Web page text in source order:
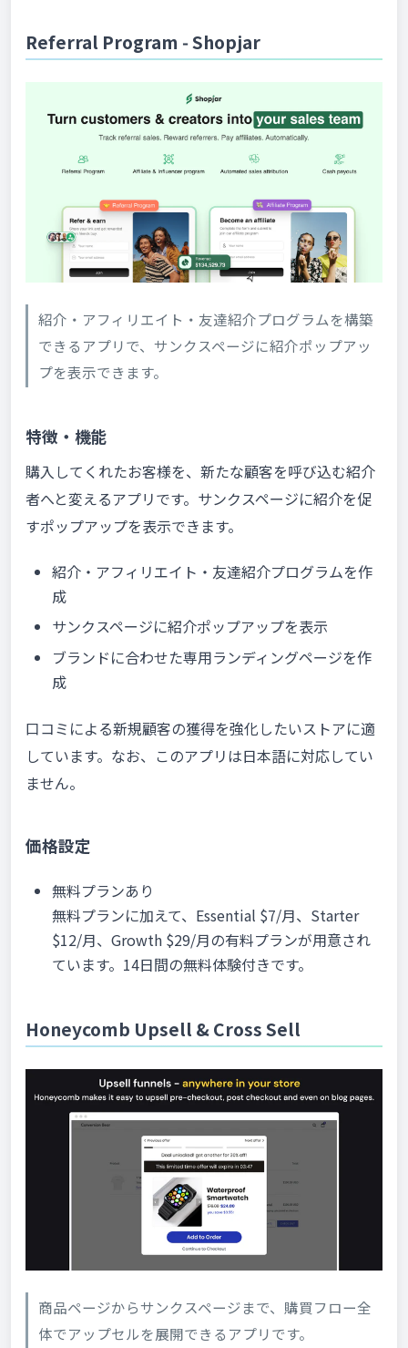
Referral Program ‑ Shopjar
紹介・アフィリエイト・友達紹介プログラムを構築
できるアプリで、サンクスページに紹介ポップアッ
プを表示できます。
特徴・機能
購入してくれたお客様を、新たな顧客を呼び込む紹介
者へと変えるアプリです。サンクスページに紹介を促
すポップアップを表示できます。
紹介・アフィリエイト・友達紹介プログラムを作
成
サンクスページに紹介ポップアップを表示
ブランドに合わせた専用ランディングページを作
成
口コミによる新規顧客の獲得を強化したいストアに適
しています。なお、このアプリは日本語に対応してい
ません。
価格設定
無料プランあり
無料プランに加えて、Essential $7/月、Starter
$12/月、Growth $29/月の有料プランが用意され
ています。14日間の無料体験付きです。
Honeycomb Upsell & Cross Sell
商品ページからサンクスページまで、購買フロー全
体でアップセルを展開できるアプリです。